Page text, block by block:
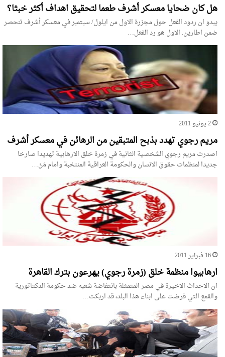
هل كان ضحايا معسكر أشرف طعما لتحقيق اهداف أكثر خبثا؟
يبدو ان ردود الفعل حول مجزرة الاول من ايلول/ سبتمبر في معسكر أشرف تنحصر
ضمن اطارين. الاول هو رد الفعل…
2 يونيو 2011
مريم رجوي تهدد بذبح المتبقين من الرهائن في معسكر أشرف
اصدرت مريم رجوي الشخصية الثانية في زمرة خلق الارهابية تهديدا صارخا
جديدا لمنظمات حقوق الانسان والحكومة العراقية المنتخبة وامام مَنْ…
16 فبراير 2011
ارهابيوا منظمة خلق (زمرة رجوي) يهرعون بترك القاهرة
ان الاحداث الاخيرة في مصر المتمثلة بانتفاضة شعبه ضد حكومة الدكتاتورية
والقمع التي فرضت على ابناء هذا البلد، قد اربكت…